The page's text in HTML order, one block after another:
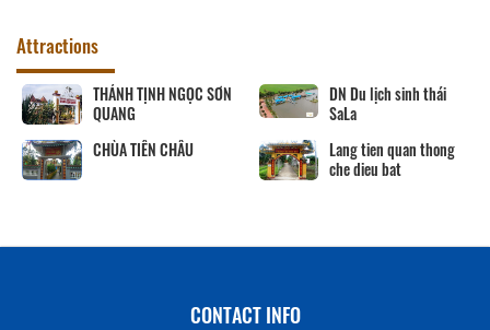
Attractions
THÁNH TỊNH NGỌC SƠN
QUANG
DN Du lịch sinh thái
SaLa
CHÙA TIÊN CHÂU
Lang tien quan thong
che dieu bat
CONTACT INFO